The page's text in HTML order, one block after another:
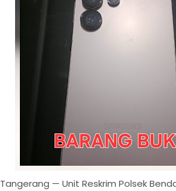
Tangerang — Unit Reskrim Polsek